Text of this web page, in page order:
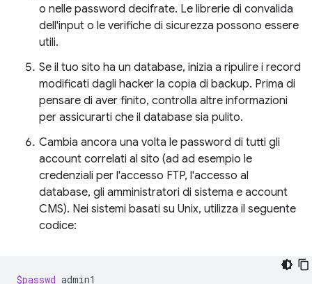
o nelle password decifrate. Le librerie di convalida
dell'input o le verifiche di sicurezza possono essere
utili.
Se il tuo sito ha un database, inizia a ripulire i record
modificati dagli hacker la copia di backup. Prima di
pensare di aver finito, controlla altre informazioni
per assicurarti che il database sia pulito.
Cambia ancora una volta le password di tutti gli
account correlati al sito (ad ad esempio le
credenziali per l'accesso FTP, l'accesso al
database, gli amministratori di sistema e account
CMS). Nei sistemi basati su Unix, utilizza il seguente
codice:
$passwd